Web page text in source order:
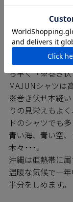
SEWING 縫製の
MAJUNシャツは
ハン繊維の熟練
寧に縫われてい
ち早く「※巻き伏
MAJUNシャツは
※巻き伏せ本縫
りの見栄えもよ
ドのシャツでも
青い海、青い空
木々･･･。
沖縄は亜熱帯に属
温暖な気候で一
半分をしめます。